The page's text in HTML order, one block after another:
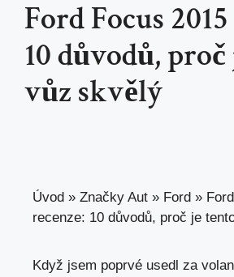
Ford Focus
10 důvodů,
vůz skvělý
Úvod » Značky Aut » Ford »
recenze: 10 důvodů, proč je
Když jsem poprvé usedl za